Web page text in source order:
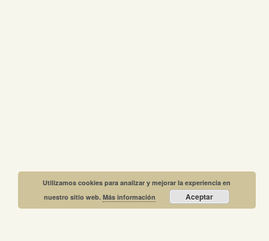
Utilizamos cookies para analizar y mejorar la experiencia en
nuestro sitio web.Más información Aceptar